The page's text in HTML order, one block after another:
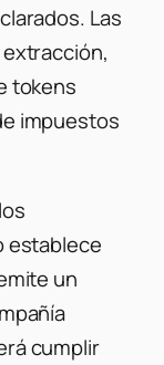
Las
tokens
impuestos
establece
un
cumplir